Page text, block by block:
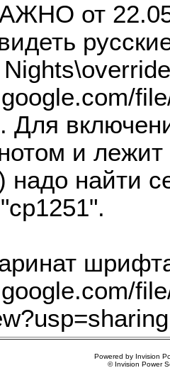
от
Для
и
надо найти
Powered by Invision
© Invision Power